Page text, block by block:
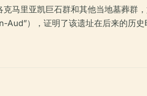
马里亚凯巨石群和其他当地墓葬
），证明了该遗址在后来的历史